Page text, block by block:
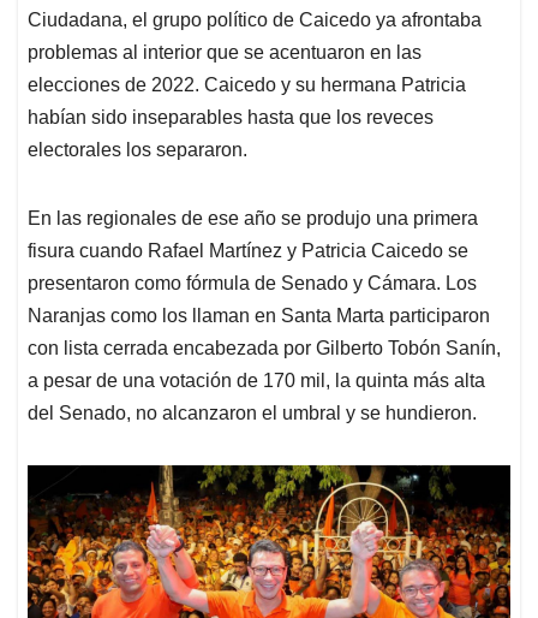
Ciudadana, el grupo político de Caicedo ya afrontaba
problemas al interior que se acentuaron en las
elecciones de 2022. Caicedo y su hermana Patricia
habían sido inseparables hasta que los reveces
electorales los separaron.
En las regionales de ese año se produjo una primera
fisura cuando Rafael Martínez y Patricia Caicedo se
presentaron como fórmula de Senado y Cámara. Los
Naranjas como los llaman en Santa Marta participaron
con lista cerrada encabezada por Gilberto Tobón Sanín,
a pesar de una votación de 170 mil, la quinta más alta
del Senado, no alcanzaron el umbral y se hundieron.